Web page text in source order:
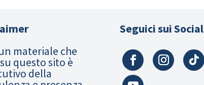
materiale che
questo sito è
della
Seguici sui Social